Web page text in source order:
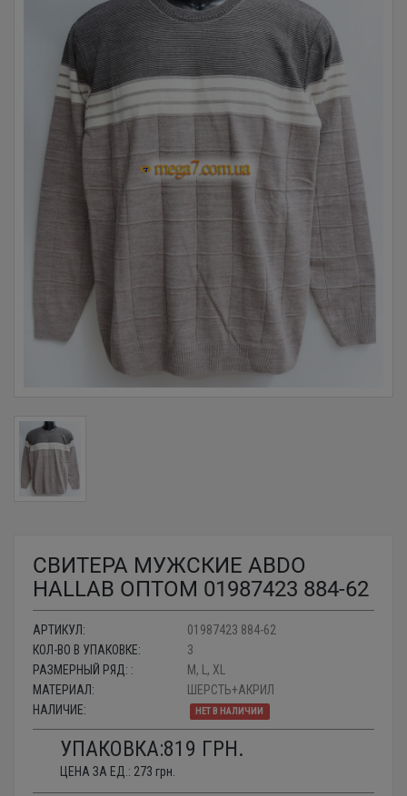
СВИТЕРА МУЖСКИЕ ABDO
HALLAB ОПТОМ 01987423 884-62
АРТИКУЛ:
01987423 884-62
КОЛ-ВО В УПАКОВКЕ:
3
РАЗМЕРНЫЙ РЯД: :
M, L, XL
МАТЕРИАЛ:
ШЕРСТЬ+АКРИЛ
НАЛИЧИЕ:
НЕТ В НАЛИЧИИ
УПАКОВКА:819 ГРН.
ЦЕНА ЗА ЕД.: 273 грн.